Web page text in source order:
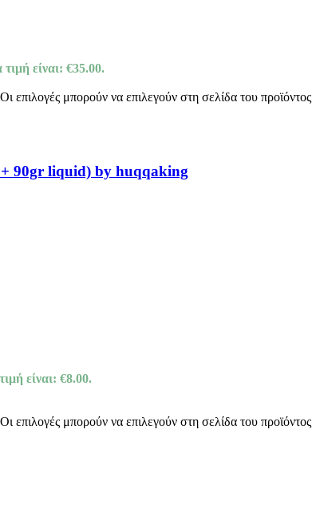
είναι: €35.00.
επιλογές μπορούν να επιλεγούν στη σελίδα του προϊόντος
90gr liquid) by huqqaking
είναι: €8.00.
επιλογές μπορούν να επιλεγούν στη σελίδα του προϊόντος